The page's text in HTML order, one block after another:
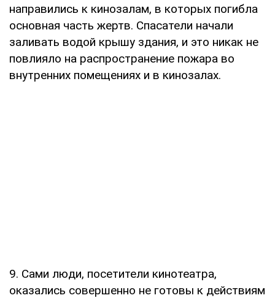
направились к кинозалам, в которых погибла
основная часть жертв. Спасатели начали
заливать водой крышу здания, и это никак не
повлияло на распространение пожара во
внутренних помещениях и в кинозалах.
9. Сами люди, посетители кинотеатра,
оказались совершенно не готовы к действиям